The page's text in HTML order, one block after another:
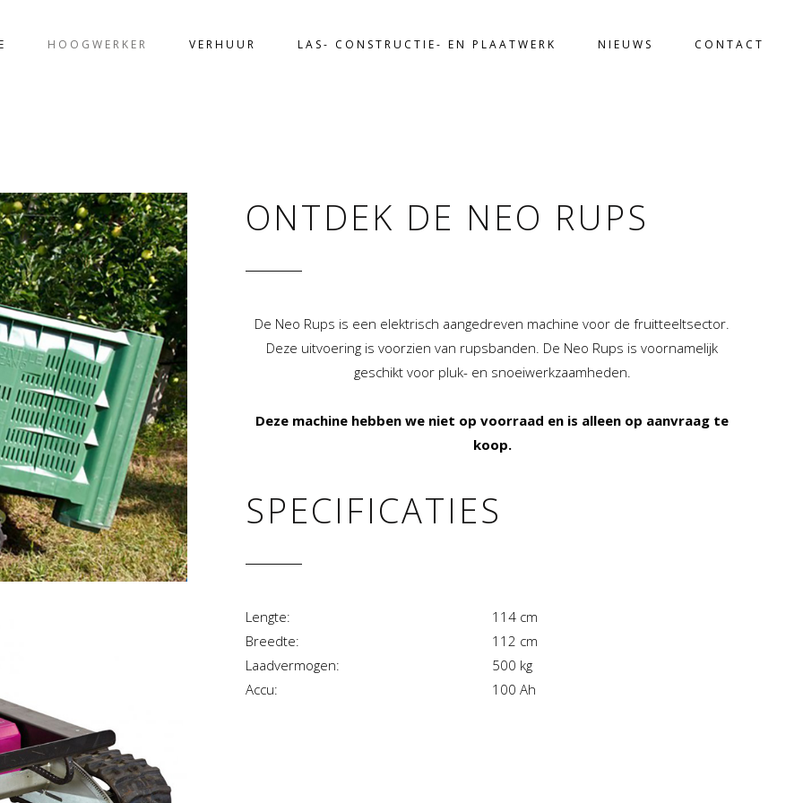
HOOGWERKER VERHUUR LAS- CONSTRUCTIE- EN PLAATWERK NIEUWS CONTACT
ONTDEK DE NEO RUPS
De Neo Rups is een elektrisch aangedreven machine voor de fruitteeltsector.
Deze uitvoering is voorzien van rupsbanden. De Neo Rups is voornamelijk
geschikt voor pluk- en snoeiwerkzaamheden.
Deze machine hebben we niet op voorraad en is alleen op aanvraag te
koop.
SPECIFICATIES
Lengte:
Breedte:
Laadvermogen:
Accu:
114 cm
112 cm
500 kg
100 Ah